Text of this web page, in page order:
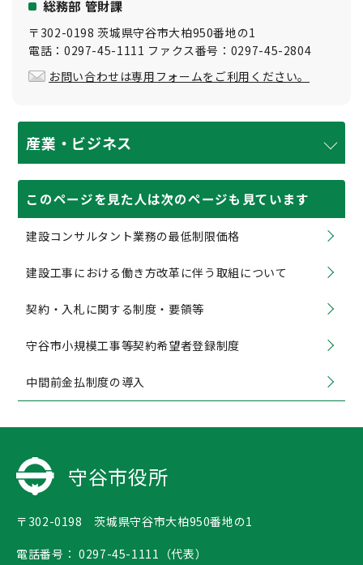
総務部 管財課
〒302-0198 茨城県守谷市大柏950番地の1
電話：0297-45-1111 ファクス番号：0297-45-2804
お問い合わせは専用フォームをご利用ください。
産業・ビジネス
このページを見た人は次のページも見ています
建設コンサルタント業務の最低制限価格
建設工事における働き方改革に伴う取組について
契約・入札に関する制度・要領等
守谷市小規模工事等契約希望者登録制度
中間前金払制度の導入
守谷市役所
〒302-0198 茨城県守谷市大柏950番地の1
電話番号： 0297-45-1111（代表）